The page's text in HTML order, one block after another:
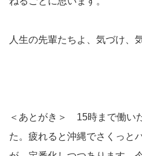
人生の先輩たちよ、気づけ、
＜あとがき＞ 15時まで働い
た。疲れると沖縄でさくっと